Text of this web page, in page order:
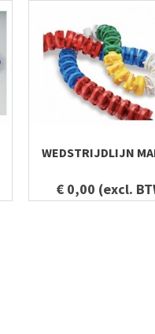
WEDSTRIJDLIJN
€ 0,00 (excl.